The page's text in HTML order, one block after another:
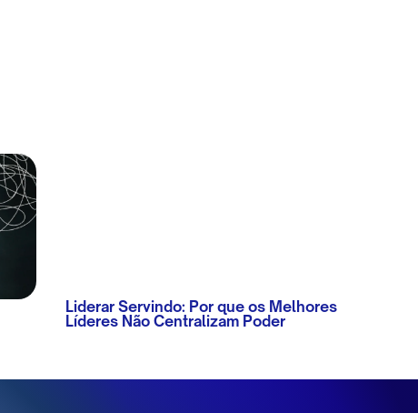
Liderar Servindo: Por que os Melhores
Líderes Não Centralizam Poder